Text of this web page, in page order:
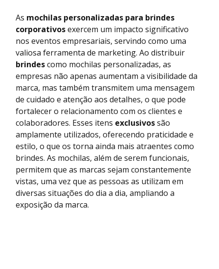
As mochilas personalizadas para brindes
corporativosexercem um impacto significativo
nos eventos empresariais, servindo como uma
valiosa ferramenta de marketing. Ao distribuir
brindescomo mochilas personalizadas, as
empresas não apenas aumentam a visibilidade da
marca, mas também transmitem uma mensagem
de cuidado e atenção aos detalhes, o que pode
fortalecer o relacionamento com os clientes e
colaboradores. Esses itens exclusivossão
amplamente utilizados, oferecendo praticidade e
estilo, o que os torna ainda mais atraentes como
brindes. As mochilas, além de serem funcionais,
permitem que as marcas sejam constantemente
vistas, uma vez que as pessoas as utilizam em
diversas situações do dia a dia, ampliando a
exposição da marca.